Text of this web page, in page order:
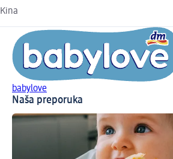
Kina
babylove
Naša preporuka